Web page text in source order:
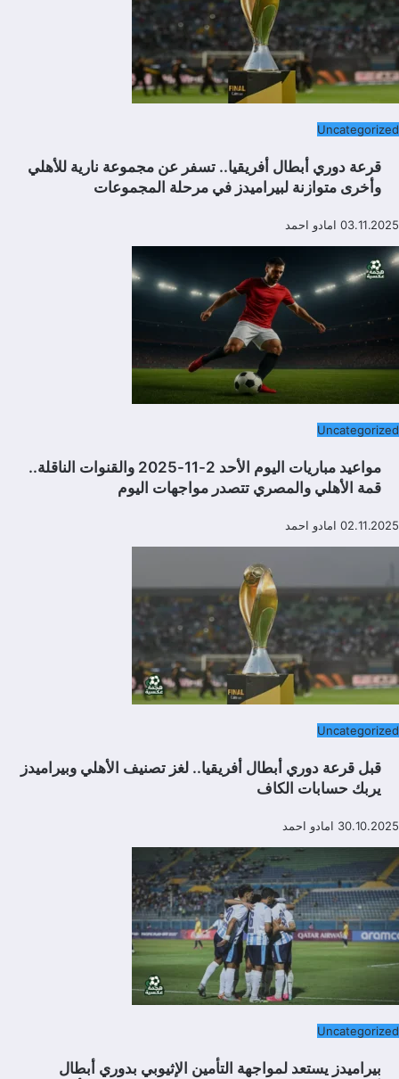
Uncategorized
قرعة دوري أبطال أفريقيا.. تسفر عن مجموعة نارية للأهلي
وأخرى متوازنة لبيراميدز في مرحلة المجموعات
03.11.2025 امادو احمد
Uncategorized
مواعيد مباريات اليوم الأحد 2-11-2025 والقنوات الناقلة..
قمة الأهلي والمصري تتصدر مواجهات اليوم
02.11.2025 امادو احمد
Uncategorized
قبل قرعة دوري أبطال أفريقيا.. لغز تصنيف الأهلي وبيراميدز
يربك حسابات الكاف
30.10.2025 امادو احمد
Uncategorized
بيراميدز يستعد لمواجهة التأمين الإثيوبي بدوري أبطال